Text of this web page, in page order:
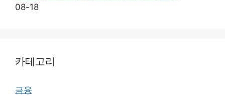
08-18
카테고리
금융